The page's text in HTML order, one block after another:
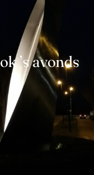
’s avonds